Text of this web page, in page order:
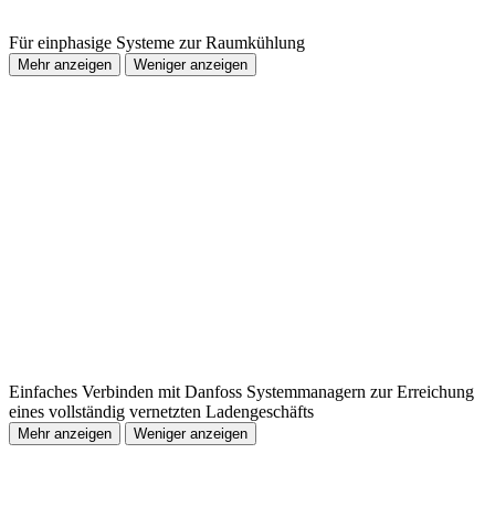
Für einphasige Systeme zur Raumkühlung
Mehr anzeigen Weniger anzeigen
Einfaches Verbinden mit Danfoss Systemmanagern zur Erreichung
eines vollständig vernetzten Ladengeschäfts
Mehr anzeigen Weniger anzeigen